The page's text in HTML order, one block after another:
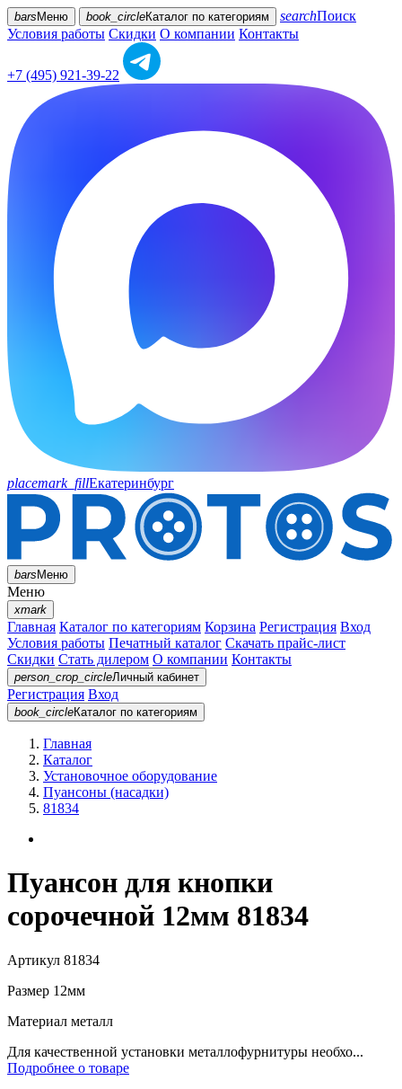
bars Меню book_circleКаталог по категориям searchПоиск
Условия работы Скидки О компании Контакты
+7 (495) 921-39-22
placemark_fillЕкатеринбург
barsМеню
Меню
xmark
Главная Каталог по категориям Корзина Регистрация Вход
Условия работы Печатный каталог Скачать прайс-лист
Скидки Стать дилером О компании Контакты
person_crop_circleЛичный кабинет
Регистрация Вход
book_circleКаталог по категориям
Главная
Каталог
Установочное оборудование
Пуансоны (насадки)
81834
Пуансон для кнопки
сорочечной 12мм 81834
Артикул 81834
Размер 12мм
Материал металл
Для качественной установки металлофурнитуры необхо...
Подробнее о товаре